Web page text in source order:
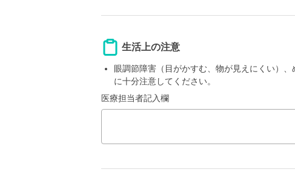
生活上の注意
眼調節障害（目がかすむ、物が見えにくい）
に十分注意してください。
医療担当者記入欄